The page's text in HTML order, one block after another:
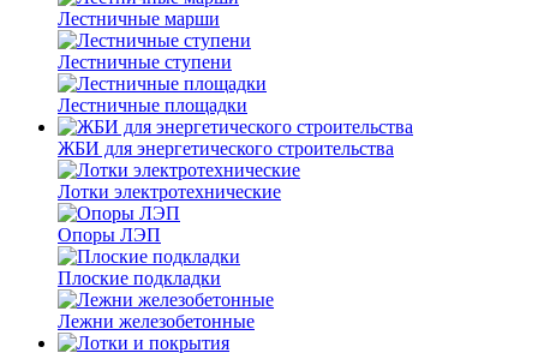
Лестничные марши
Лестничные ступени
Лестничные площадки
ЖБИ для энергетического строительства
Лотки электротехнические
Опоры ЛЭП
Плоские подкладки
Лежни железобетонные